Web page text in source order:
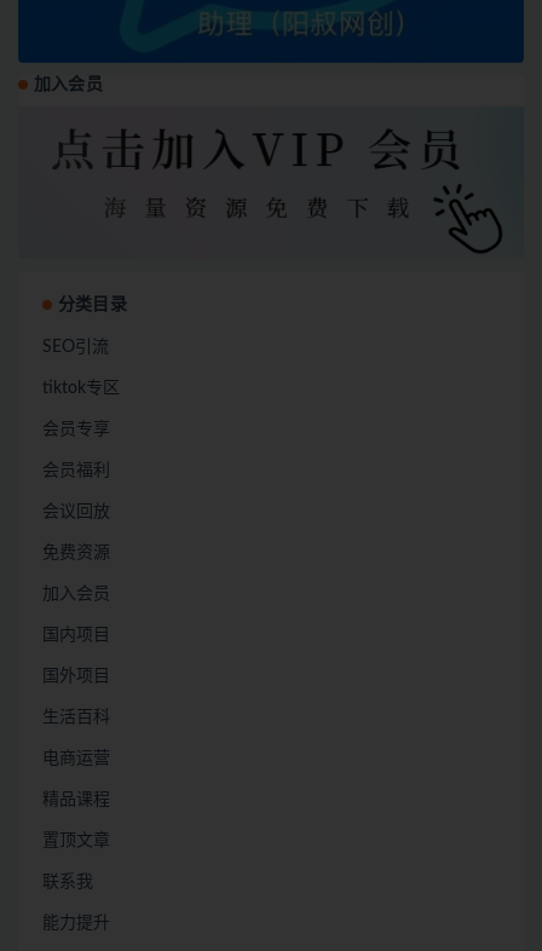
加入会员
分类目录
SEO引流
tiktok专区
会员专享
会员福利
会议回放
免费资源
加入会员
国内项目
国外项目
生活百科
电商运营
精品课程
置顶文章
联系我
能力提升